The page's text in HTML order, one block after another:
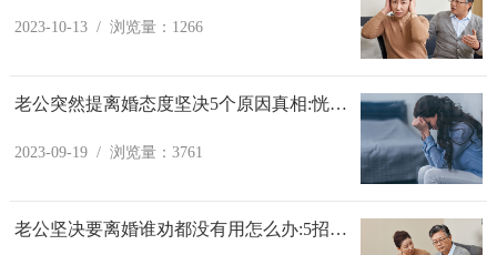
2023-10-13 / 浏览量：1266
老公突然提离婚态度坚决5个原因真相:恍然大悟
2023-09-19 / 浏览量：3761
老公坚决要离婚谁劝都没有用怎么办:5招制胜